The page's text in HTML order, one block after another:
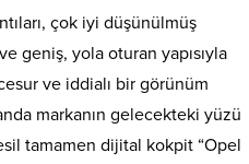
çok iyi düşünülmüş
geniş, yola oturan yapısıyla
ve iddialı bir görünüm
markanın gelecekteki yüzü
tamamen dijital kokpit “Opel